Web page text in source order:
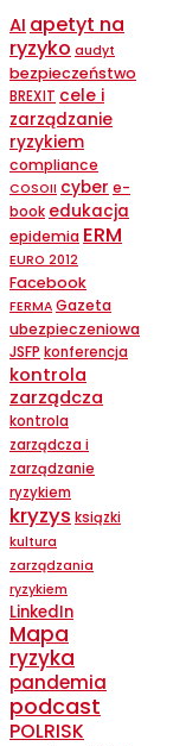
AI apetyt na
ryzyko audyt
bezpieczeństwo
BREXIT cele i
zarządzanie
ryzykiem
compliance
COSOII cyber e-
book edukacja
epidemia ERM
EURO 2012
Facebook
FERMA Gazeta
ubezpieczeniowa
JSFP konferencja
kontrola
zarządcza
kontrola
zarządcza i
zarządzanie
ryzykiem
kryzys ksiązki
kultura
zarządzania
ryzykiem
LinkedIn
Mapa
ryzyka
pandemia
podcast
POLRISK